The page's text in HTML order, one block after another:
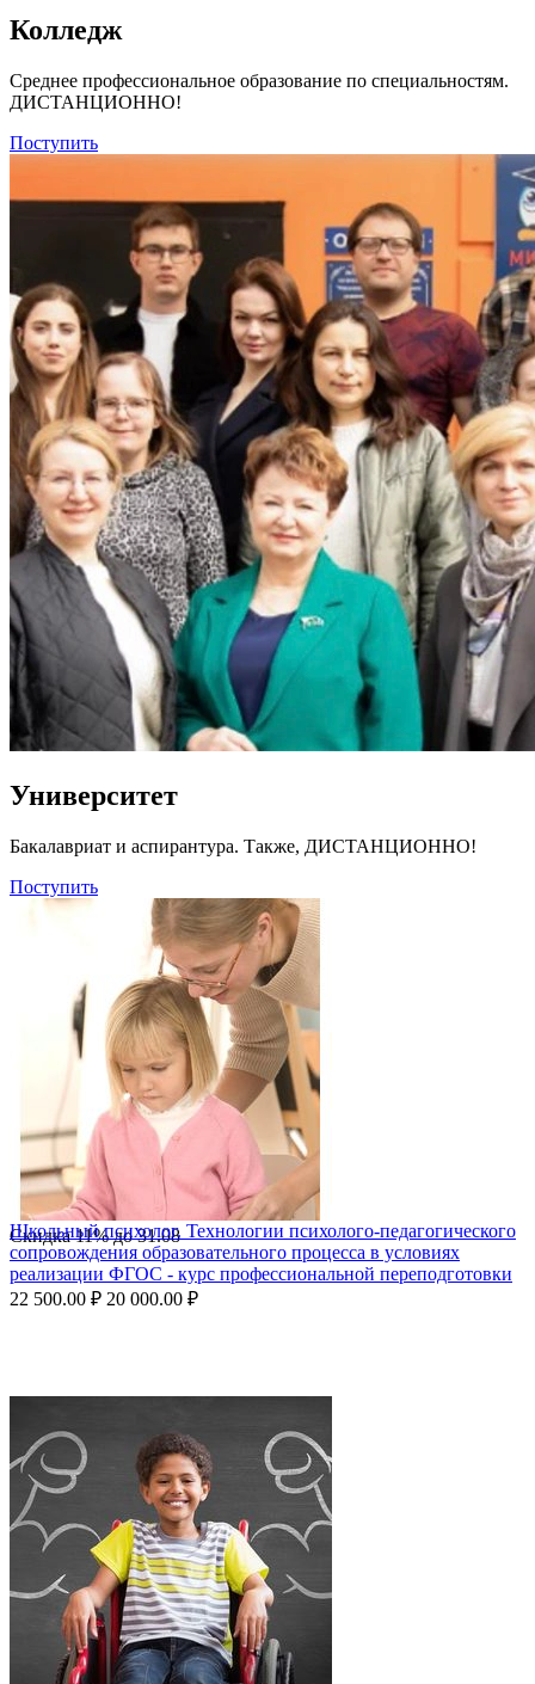
Колледж
Среднее профессиональное образование по специальностям.
ДИСТАНЦИОННО!
Поступить
Университет
Бакалавриат и аспирантура. Также, ДИСТАНЦИОННО!
Поступить
Скидка11%до31.08
Школьный психолог. Технологии психолого-педагогического
сопровождения образовательного процесса в условиях
реализации ФГОС - курс профессиональной переподготовки
22 500.00 ₽ 20 000.00 ₽